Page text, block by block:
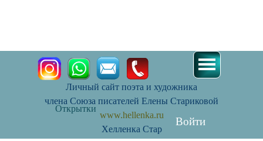
Личный сайт поэта и художника
члена Союза писателей Елены Стариковой
www.hellenka.ru
Хелленка Стар
Войти
Открытки